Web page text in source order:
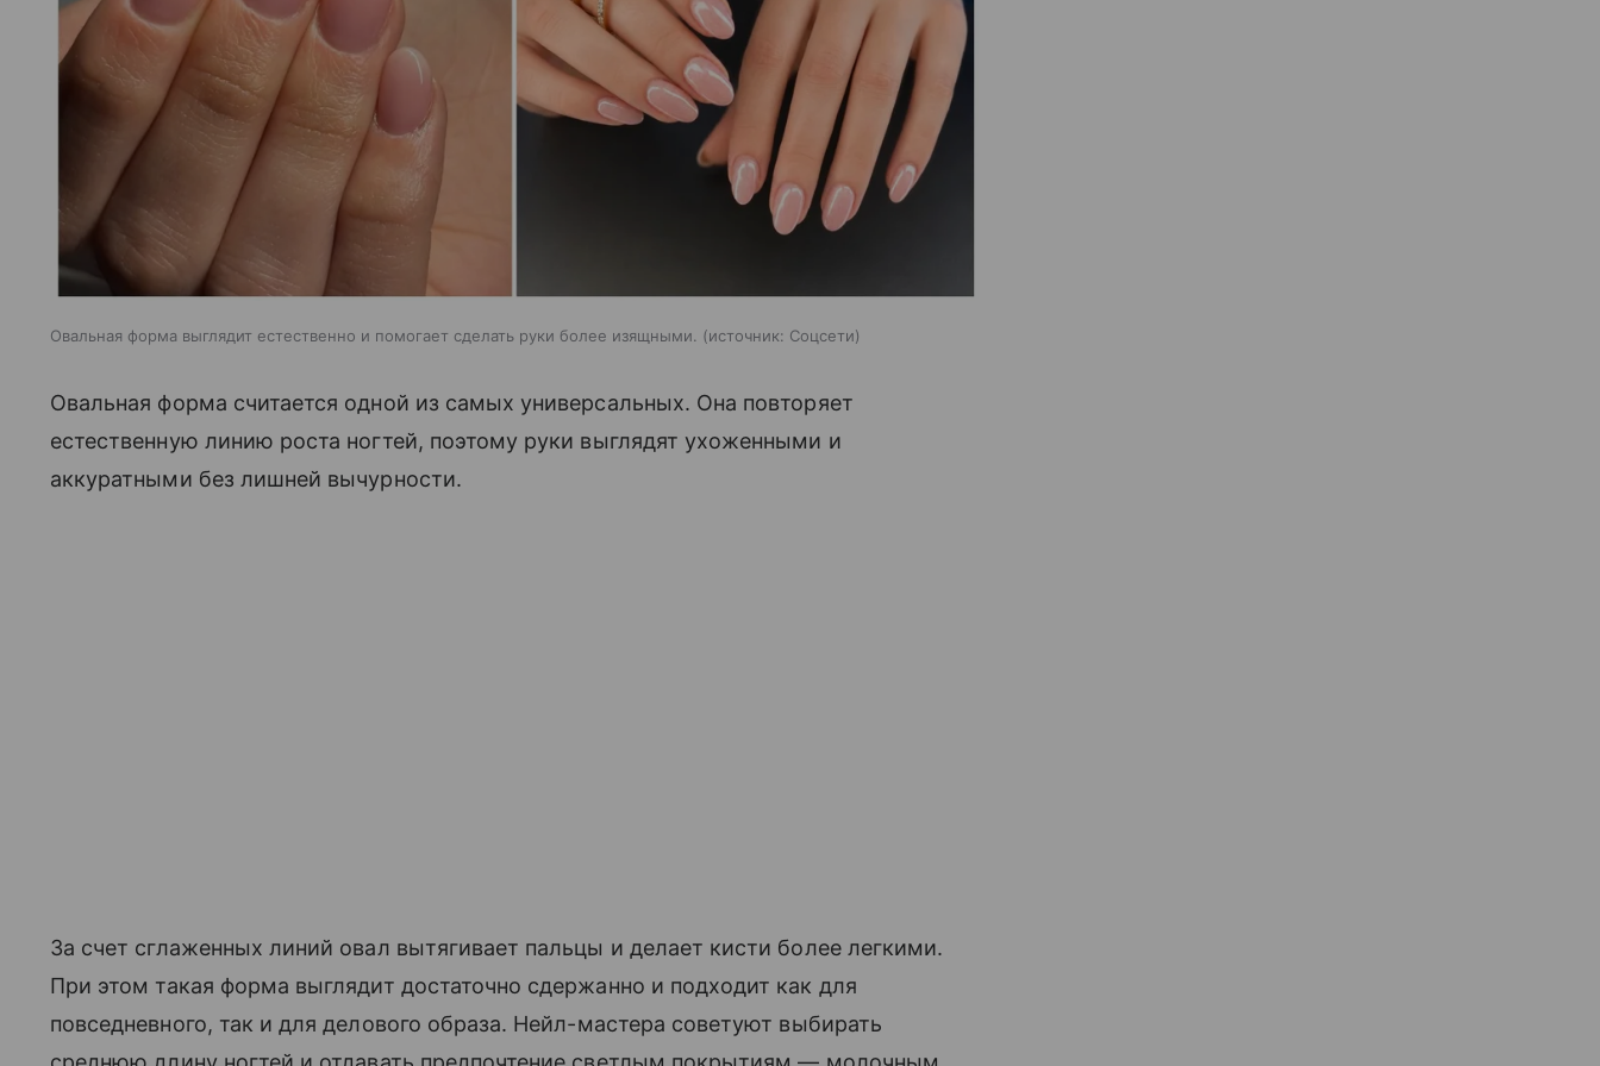
Овальная форма выглядит естественно и помогает сделать руки более изящными. источник: Соцсети
Овальная форма считается одной из самых универсальных. Она повторяет
естественную линию роста ногтей, поэтому руки выглядят ухоженными и
аккуратными без лишней вычурности.
За счет сглаженных линий овал вытягивает пальцы и делает кисти более легкими.
При этом такая форма выглядит достаточно сдержанно и подходит как для
повседневного, так и для делового образа. Нейл-мастера советуют выбирать